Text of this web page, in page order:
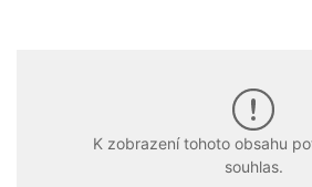
K zobrazení tohoto obsahu
souhlas.